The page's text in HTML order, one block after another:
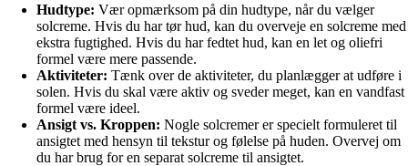
Hudtype: Vær opmærksom på din hudtype, når du vælger
solcreme. Hvis du har tør hud, kan du overveje en solcreme med
ekstra fugtighed. Hvis du har fedtet hud, kan en let og oliefri
formel være mere passende.
Aktiviteter: Tænk over de aktiviteter, du planlægger at udføre i
solen. Hvis du skal være aktiv og sveder meget, kan en vandfast
formel være ideel.
Ansigt vs. Kroppen: Nogle solcremer er specielt formuleret til
ansigtet med hensyn til tekstur og følelse på huden. Overvej om
du har brug for en separat solcreme til ansigtet.